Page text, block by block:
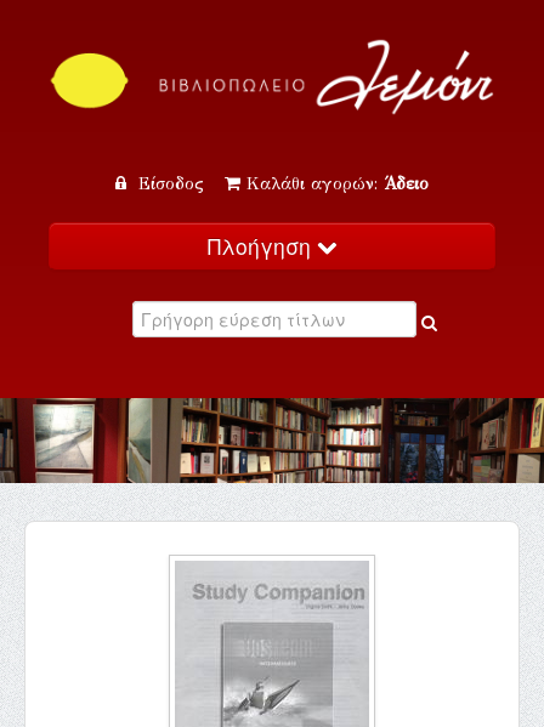
Είσοδος Καλάθι αγορών: Άδειο
Πλοήγηση
Κατάλογος
Εκδηλώσεις
Επικοινωνία